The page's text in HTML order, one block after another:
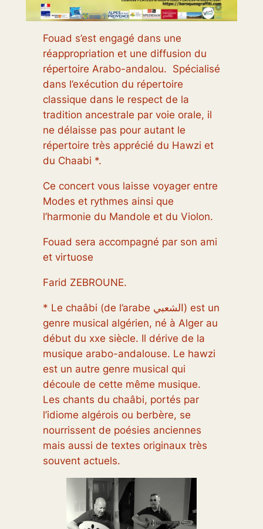
Fouad s’est engagé dans une
réappropriation et une diffusion du
répertoire Arabo-andalou. Spécialisé
dans l’exécution du répertoire
classique dans le respect de la
tradition ancestrale par voie orale, il
ne délaisse pas pour autant le
répertoire très apprécié du Hawzi et
du Chaabi *.
Ce concert vous laisse voyager entre
Modes et rythmes ainsi que
l’harmonie du Mandole et du Violon.
Fouad sera accompagné par son ami
et virtuose
Farid ZEBROUNE.
* Le chaâbi (de l’arabe الشعبي) est un
genre musical algérien, né à Alger au
début du xxe siècle. Il dérive de la
musique arabo-andalouse. Le hawzi
est un autre genre musical qui
découle de cette même musique.
Les chants du chaâbi, portés par
l’idiome algérois ou berbère, se
nourrissent de poésies anciennes
mais aussi de textes originaux très
souvent actuels.